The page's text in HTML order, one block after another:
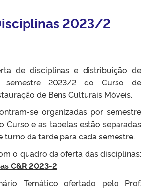
2023/2
de disciplinas e distribuição de
semestre 2023/2 do Curso de
de Bens Culturais Móveis.
se organizadas por semestre
Curso e as tabelas estão separadas
turno da tarde para cada semestre.
o quadro da oferta das disciplinas:
C&R 2023-2
Temático ofertado pelo Prof.